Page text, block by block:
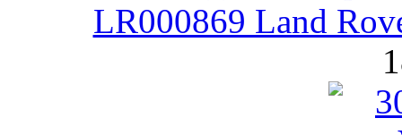
LR000869 Land